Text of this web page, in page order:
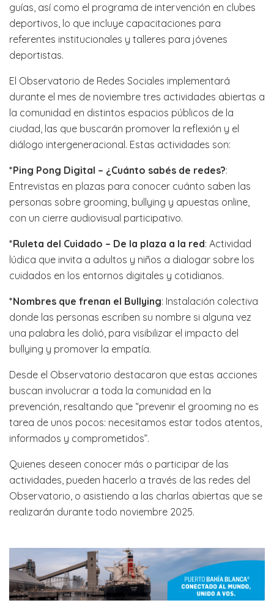
guías, así como el programa de intervención en clubes
deportivos, lo que incluye capacitaciones para
referentes institucionales y talleres para jóvenes
deportistas.
El Observatorio de Redes Sociales implementará
durante el mes de noviembre tres actividades abiertas a
la comunidad en distintos espacios públicos de la
ciudad, las que buscarán promover la reflexión y el
diálogo intergeneracional. Estas actividades son:
*Ping Pong Digital – ¿Cuánto sabés de redes?:
Entrevistas en plazas para conocer cuánto saben las
personas sobre grooming, bullying y apuestas online,
con un cierre audiovisual participativo.
*Ruleta del Cuidado – De la plaza a la red: Actividad
lúdica que invita a adultos y niños a dialogar sobre los
cuidados en los entornos digitales y cotidianos.
*Nombres que frenan el Bullying: Instalación colectiva
donde las personas escriben su nombre si alguna vez
una palabra les dolió, para visibilizar el impacto del
bullying y promover la empatía.
Desde el Observatorio destacaron que estas acciones
buscan involucrar a toda la comunidad en la
prevención, resaltando que “prevenir el grooming no es
tarea de unos pocos: necesitamos estar todos atentos,
informados y comprometidos”.
Quienes deseen conocer más o participar de las
actividades, pueden hacerlo a través de las redes del
Observatorio, o asistiendo a las charlas abiertas que se
realizarán durante todo noviembre 2025.